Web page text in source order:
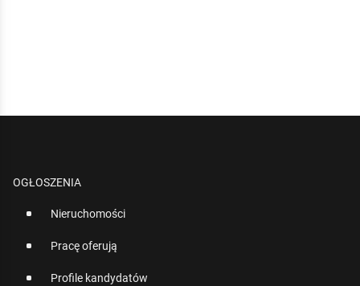
OGŁOSZENIA
Nieruchomości
Pracę oferują
Profile kandydatów